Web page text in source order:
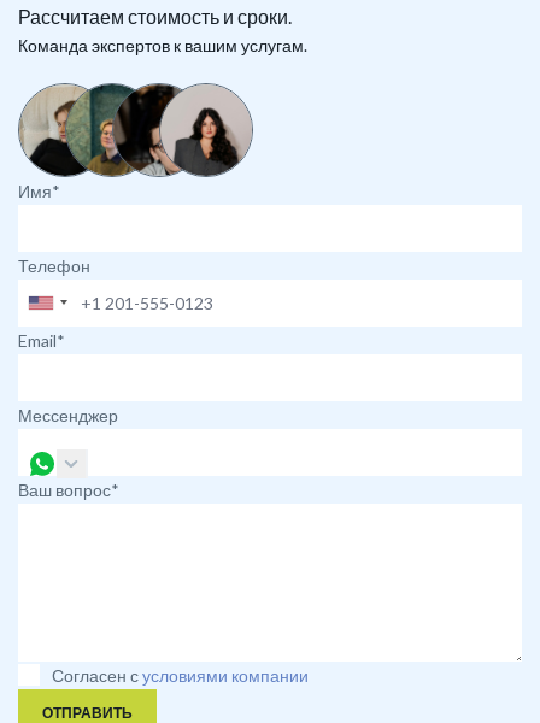
Рассчитаем стоимость и сроки.
Команда экспертов к вашим услугам.
Имя*
Телефон
Email*
Мессенджер
Ваш вопрос*
Согласен сусловиями компании
ОТПРАВИТЬ